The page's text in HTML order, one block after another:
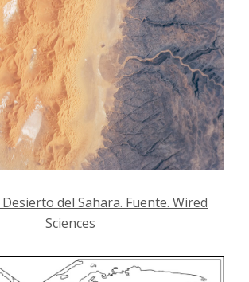
del Sahara. Fuente. Wired
Sciences